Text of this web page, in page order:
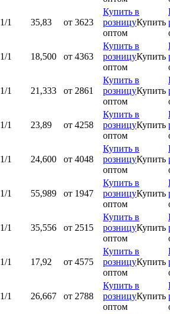
1/1 35,83 от 3623
Купить в
розницуКупить
оптом
1/1 18,500 от 4363
Купить в
розницуКупить
оптом
1/1 21,333 от 2861
Купить в
розницуКупить
оптом
1/1 23,89 от 4258
Купить в
розницуКупить
оптом
1/1 24,600 от 4048
Купить в
розницуКупить
оптом
1/1 55,989 от 1947
Купить в
розницуКупить
оптом
1/1 35,556 от 2515
Купить в
розницуКупить
оптом
1/1 17,92 от 4575
Купить в
розницуКупить
оптом
1/1 26,667 от 2788
Купить в
розницуКупить
оптом